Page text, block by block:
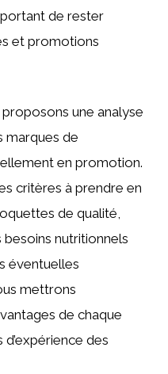
de rester
et promotions
une analyse
marques de
en promotion.
critères à prendre en
de qualité,
nutritionnels
éventuelles
mettrons
de chaque
des